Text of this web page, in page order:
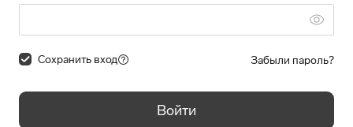
Сохранить вход Забыли пароль?
Войти